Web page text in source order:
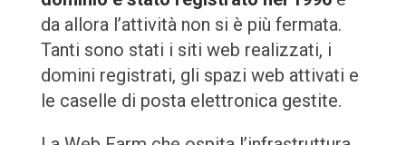
da allora l’attività non si è più fermata.
Tanti sono stati i siti web realizzati, i
domini registrati, gli spazi web attivati e
le caselle di posta elettronica gestite.